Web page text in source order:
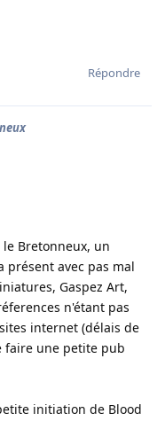
Répondre
Bretonneux, un
présent avec pas mal
Gaspez Art,
n'étant pas
internet (délais de
faire une petite pub
initiation de Blood